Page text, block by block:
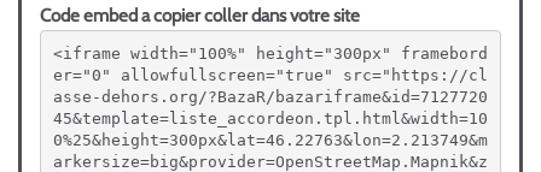
Code embed a copier coller dans votre site
<iframe width="100%" height="300px" framebord
er="0" allowfullscreen="true" src="https://cl
asse-dehors.org/?BazaR/bazariframe&id=7127720
45&template=liste_accordeon.tpl.html&width=10
0%25&height=300px&lat=46.22763&lon=2.213749&m
arkersize=big&provider=OpenStreetMap.Mapnik&z